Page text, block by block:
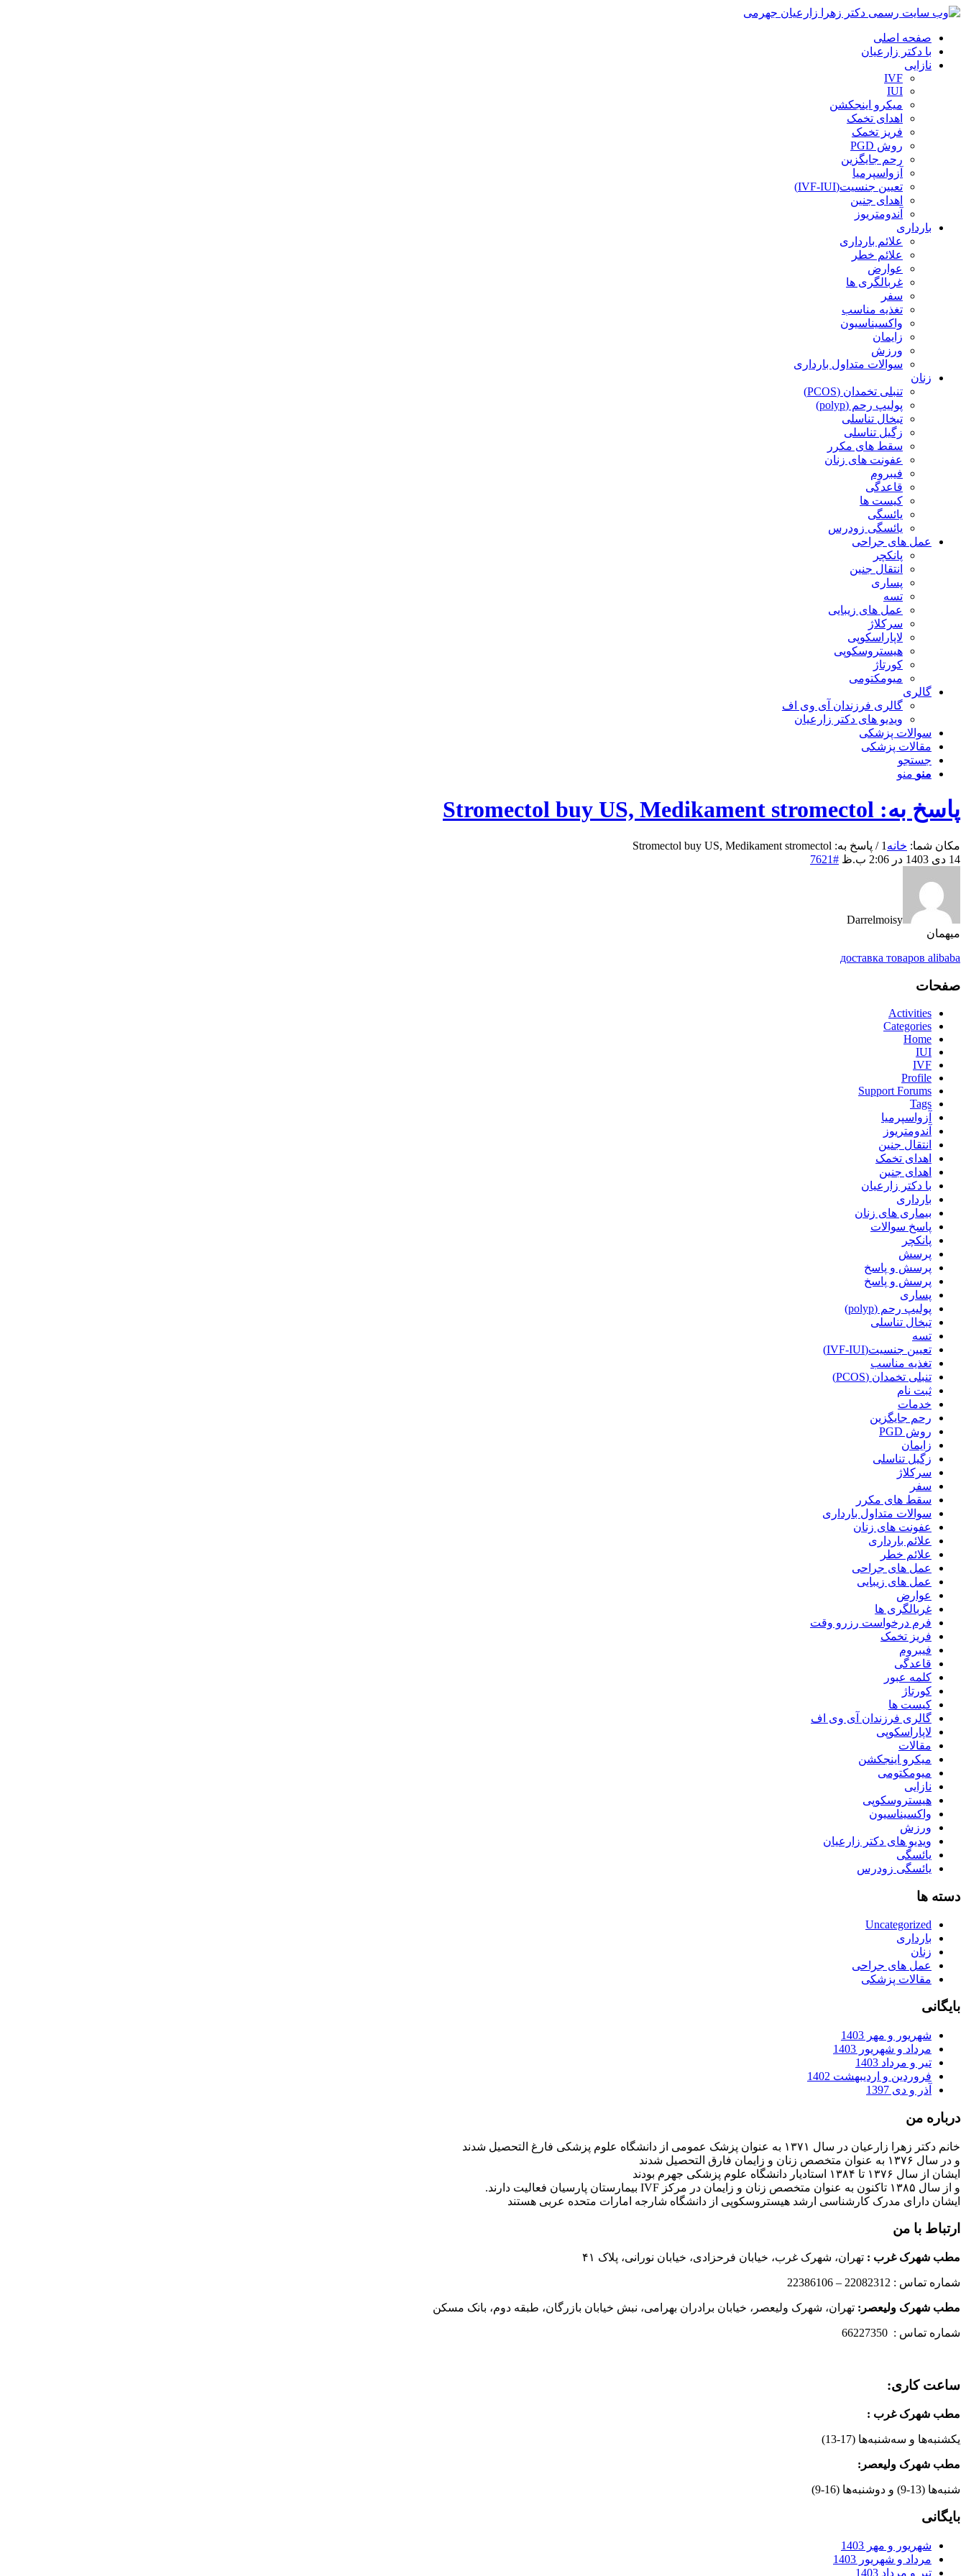
صفحه اصلی
با دکتر زارعیان
نازایی
IVF
IUI
میکرو اینجکشن
اهدای تخمک
فریز تخمک
روش PGD
رحم جایگزین
آزواسپرمیا
تعیین جنسیت(IVF-IUI)
اهدای جنین
آندومتریوز
بارداری
علائم بارداری
علائم خطر
عوارض
غربالگری ها
سفر
تغذیه مناسب
واکسیناسیون
زایمان
ورزش
سوالات متداول بارداری
زنان
تنبلی تخمدان (PCOS)
پولیپ رحم (polyp)
تبخال تناسلی
زگیل تناسلی
سقط های مکرر
عفونت های زنان
فیبروم
قاعدگی
کیست ها
یائسگی
یائسگی زودرس
عمل های جراحی
پانکچر
انتقال جنین
پساری
تسه
عمل های زیبایی
سرکلاژ
لاپاراسکوپی
هیستروسکوپی
کورتاژ
میومکتومی
گالری
گالری فرزندان آی وی اف
ویدیو های دکتر زارعیان
سوالات پزشکی
مقالات پزشکی
جستجو
منو منو
پاسخ به: Stromectol buy US, Medikament stromectol
مکان شما: خانه 1
/ پاسخ به: Stromectol buy US, Medikament stromectol
14 دی 1403 در 2:06 ب.ظ
#7621
Darrelmoisy
میهمان
доставка товаров alibaba
صفحات
Activities
Categories
Home
IUI
IVF
Profile
Support Forums
Tags
آزواسپرمیا
آندومتریوز
انتقال جنین
اهدای تخمک
اهدای جنین
با دکتر زارعیان
بارداری
بیماری های زنان
پاسخ سوالات
پانکچر
پرسش
پرسش و پاسخ
پرسش و پاسخ
پساری
پولیپ رحم (polyp)
تبخال تناسلی
تسه
تعیین جنسیت(IVF-IUI)
تغذیه مناسب
تنبلی تخمدان (PCOS)
ثبت نام
خدمات
رحم جایگزین
روش PGD
زایمان
زگیل تناسلی
سرکلاژ
سفر
سقط های مکرر
سوالات متداول بارداری
عفونت های زنان
علائم بارداری
علائم خطر
عمل های جراحی
عمل های زیبایی
عوارض
غربالگری ها
فرم درخواست رزرو وقت
فریز تخمک
فیبروم
قاعدگی
کلمه عبور
کورتاژ
کیست ها
گالری فرزندان آی وی اف
لاپاراسکوپی
مقالات
میکرو اینجکشن
میومکتومی
نازایی
هیستروسکوپی
واکسیناسیون
ورزش
ویدیو های دکتر زارعیان
یائسگی
یائسگی زودرس
دسته ها
Uncategorized
بارداری
زنان
عمل های جراحی
مقالات پزشکی
بایگانی
شهریور و مهر 1403
مرداد و شهریور 1403
تیر و مرداد 1403
فروردین و اردیبهشت 1402
آذر و دی 1397
درباره من
خانم دکتر زهرا زارعیان در سال ۱۳۷۱ به عنوان پزشک عمومی از دانشگاه علوم پزشکی فارغ التحصیل شدند
و در سال ۱۳۷۶ به عنوان متخصص زنان و زایمان فارق التحصیل شدند
ایشان از سال ۱۳۷۶ تا ۱۳۸۴ استادیار دانشگاه علوم پزشکی جهرم بودند
و از سال ۱۳۸۵ تاکنون به عنوان متخصص زنان و زایمان در مرکز IVF بیمارستان پارسیان فعالیت دارند.
ایشان دارای مدرک کارشناسی ارشد هیستروسکوپی از دانشگاه شارجه امارات متحده عربی هستند
ارتباط با من
مطب شهرک غرب : تهران، شهرک غرب، خیابان فرحزادی، خیابان نورانی، پلاک ۴۱
شماره تماس : 22082312 – 22386106
مطب شهرک ولیعصر: تهران، شهرک ولیعصر، خیابان برادران بهرامی، نبش خیابان بازرگان، طبقه دوم، بانک مسکن
شماره تماس : 66227350
ساعت کاری:
مطب شهرک غرب :
یکشنبه‌ها و سه‌شنبه‌ها (17-13)
مطب شهرک ولیعصر:
شنبه‌ها (13-9) و دوشنبه‌ها (16-9)
بایگانی
شهریور و مهر 1403
مرداد و شهریور 1403
تیر و مرداد 1403